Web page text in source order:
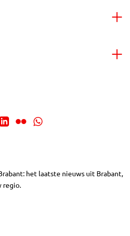
het laatste nieuws uit Brabant,
regio.